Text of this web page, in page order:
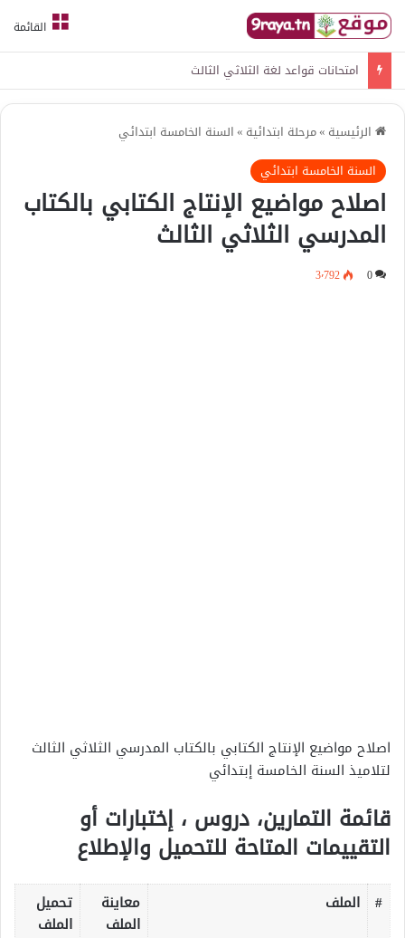
القائمة
امتحانات قواعد لغة الثلاثي الثالث
الرئيسية »مرحلة ابتدائية »السنة الخامسة ابتدائي
السنة الخامسة ابتدائي
اصلاح مواضيع الإنتاج الكتابي بالكتاب
المدرسي الثلاثي الثالث
0 3٬792
اصلاح مواضيع الإنتاج الكتابي بالكتاب المدرسي الثلاثي الثالث
لتلاميذ السنة الخامسة إبتدائي
قائمة التمارين، دروس ، إختبارات أو
التقييمات المتاحة للتحميل والإطلاع
# الملف
معاينة
الملف
تحميل
الملف